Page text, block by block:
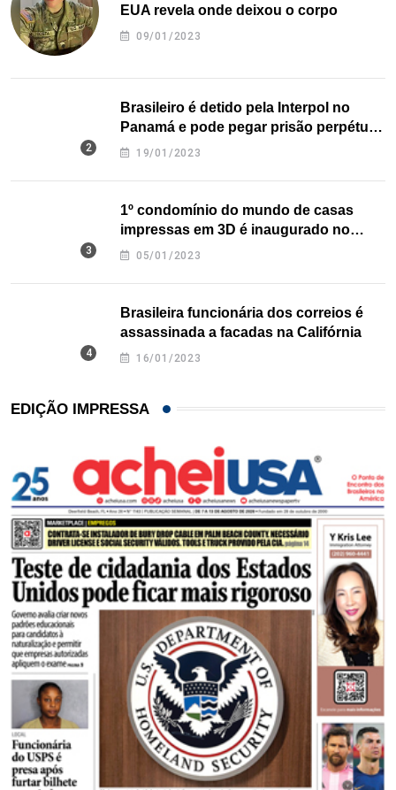
EUA revela onde deixou o corpo
09/01/2023
Brasileiro é detido pela Interpol no
Panamá e pode pegar prisão perpétua
nos EUA
19/01/2023
1º condomínio do mundo de casas
impressas em 3D é inaugurado no
Texas
05/01/2023
Brasileira funcionária dos correios é
assassinada a facadas na Califórnia
16/01/2023
EDIÇÃO IMPRESSA